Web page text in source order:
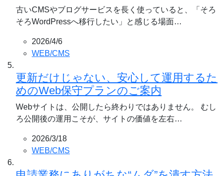
古いCMSやブログサービスを長く使っていると、「そろ
そろWordPressへ移行したい」と感じる場面…
2026/4/6
WEB/CMS
更新だけじゃない、安心して運用するた
めのWeb保守プランのご案内
Webサイトは、公開したら終わりではありません。 むし
ろ公開後の運用こそが、サイトの価値を左右…
2026/3/18
WEB/CMS